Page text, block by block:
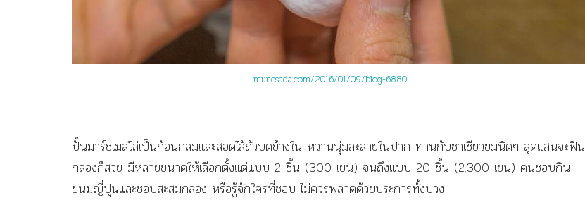
munesada.com/2016/01/09/blog-6880
ปั้นมาร์ชเมลโล่เป็นก้อนกลมและสอดไส้ถั่วบดข้างใน หวานนุ่มละลายในปาก ทานกับชาเชียวขมนิดๆ สุดแสนจะฟิน
กล่องก็สวย มีหลายขนาดให้เลือกตั้งแต่แบบ 2 ชิ้น (300 เยน) จนถึงแบบ 20 ชิ้น (2,300 เยน) คนชอบกิน
ขนมญี่ปุ่นและชอบสะสมกล่อง หรือรู้จักใครที่ชอบ ไม่ควรพลาดด้วยประการทั้งปวง